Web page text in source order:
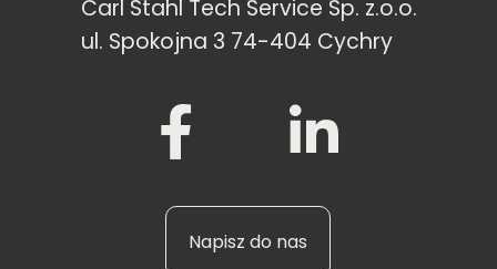
Carl Stahl Tech Service Sp. z.o.o.
ul. Spokojna 3 74-404 Cychry
Napisz do nas